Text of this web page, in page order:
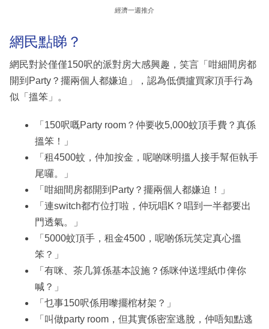
經濟一週推介
網民點睇？
網民對於僅僅150呎的派對房大感興趣，笑言「咁細間房都
開到Party？擺兩個人都嫌迫」，認為低價攎買家頂手行為
似「搵笨」。
「150呎嘅Party room？仲要收5,000蚊頂手費？真係
搵笨！」
「租4500蚊，仲加按金，呢啲咪明搵人接手幫佢執手
尾囉。」
「咁細間房都開到Party？擺兩個人都嫌迫！」
「連switch都冇位打啦，仲玩唱K？唱到一半都要出
門透氣。」
「5000蚊頂手，租金4500，呢啲係玩笑定真心搵
笨？」
「有咪、茶几算係基本設施？係咪仲送埋紙巾俾你
喊？」
「乜事150呎係用嚟擺棺材架？」
「叫做party room，但其實係密室逃脫，仲唔知點逃